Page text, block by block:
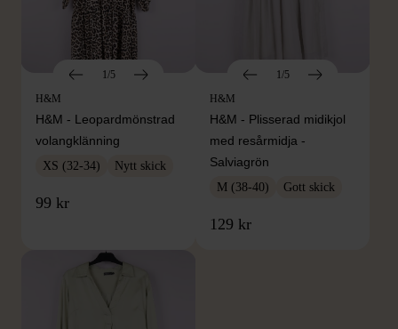
1/5
H&M
H&M - Leopardmönstrad
volangklänning
XS (32-34) Nytt skick
99 kr
1/5
H&M
H&M - Plisserad midikjol
med resårmidja -
Salviagrön
M (38-40) Gott skick
129 kr